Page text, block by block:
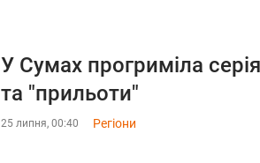
У Сумах прогриміла
та "прильоти"
25 липня, 00:40 Регіони